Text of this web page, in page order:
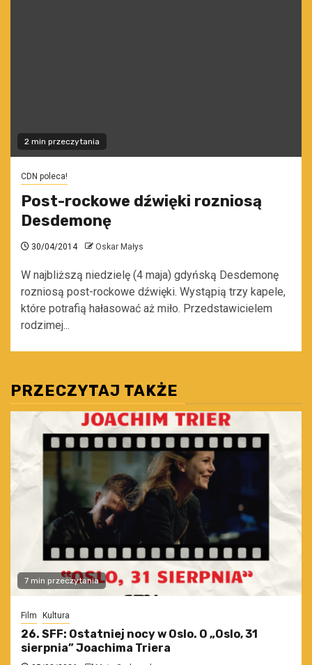
2 min przeczytania
CDN poleca!
Post-rockowe dźwięki rozniosą
Desdemonę
30/04/2014 Oskar Małys
W najbliższą niedzielę (4 maja) gdyńską Desdemonę
rozniosą post-rockowe dźwięki. Wystąpią trzy kapele,
które potrafią hałasować aż miło. Przedstawicielem
rodzimej...
PRZECZYTAJ TAKŻE
7 min przeczytania
Film Kultura
26. SFF: Ostatniej nocy w Oslo. O „Oslo, 31
sierpnia” Joachima Triera